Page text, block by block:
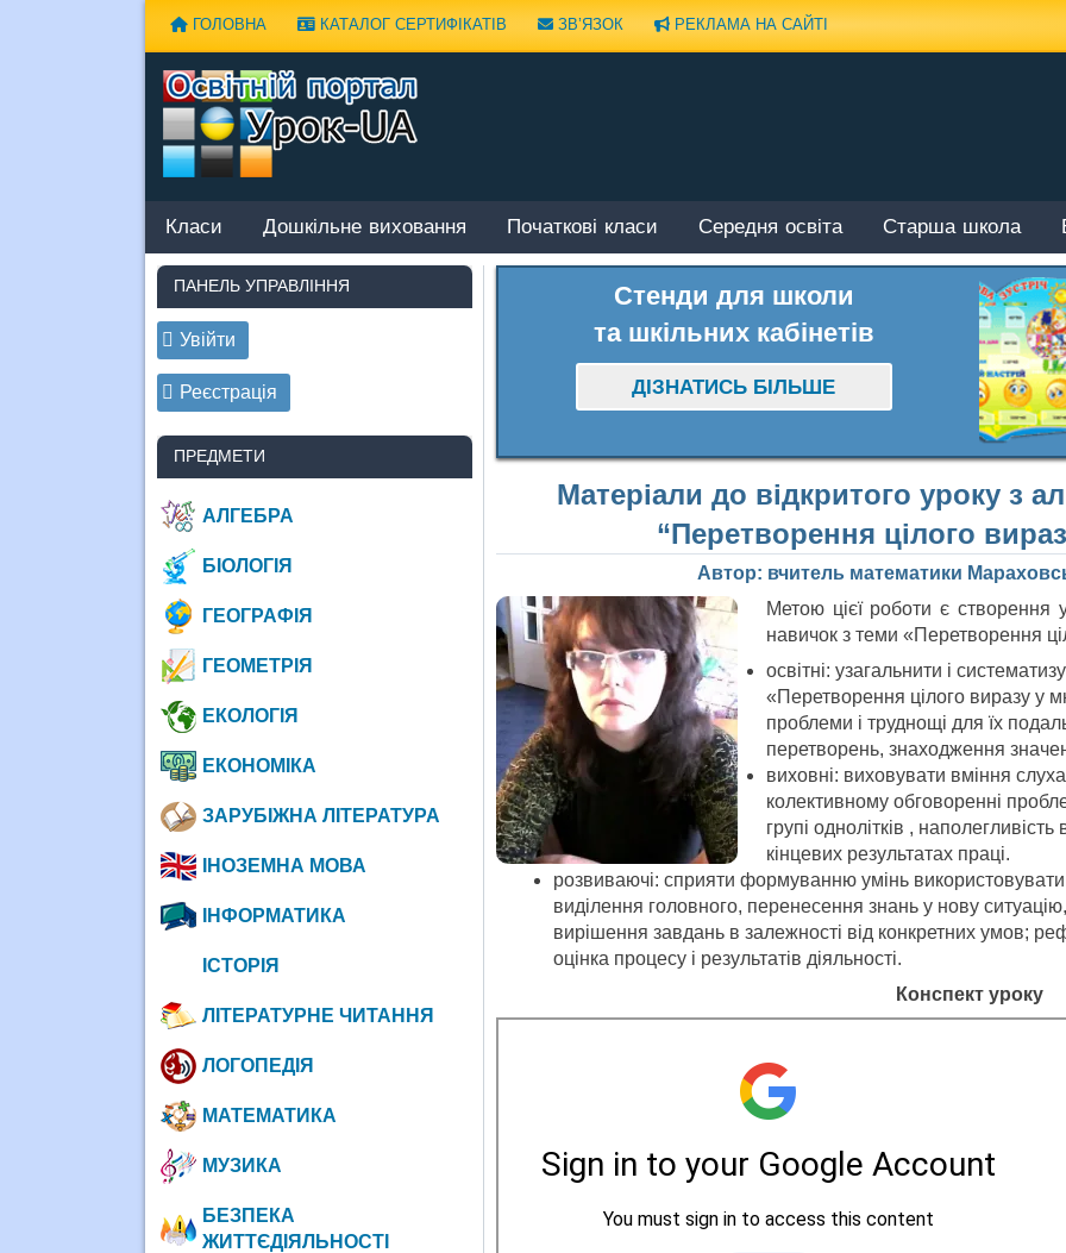
ГОЛОВНА КАТАЛОГ СЕРТИФІКАТІВ ЗВ’ЯЗОК РЕКЛАМА НА САЙТІ
Класи Дошкільне виховання Початкові класи Середня освіта Старша школа
Стенди для школи
та шкільних кабінетів
ДІЗНАТИСЬ БІЛЬШЕ
Матеріали до відкритого уроку з
“Перетворення цілого
Автор: вчитель математики
Метою цієї роботи є створення
навичок з теми «Перетворення
освітні: узагальнити і
«Перетворення цілого виразу у
проблеми і труднощі для їх
перетворень, знаходження
виховні: виховувати вміння
колективному обговоренні
групі однолітків ,
кінцевих результатах праці.
розвиваючі: сприяти формуванню умінь
виділення головного, перенесення знань у нову
вирішення завдань в залежності від конкретних умов;
оцінка процесу і результатів діяльності.
Конспект уроку
ПАНЕЛЬ УПРАВЛІННЯ
Увійти
Реєстрація
ПРЕДМЕТИ
АЛГЕБРА
БІОЛОГІЯ
ГЕОГРАФІЯ
ГЕОМЕТРІЯ
ЕКОЛОГІЯ
ЕКОНОМІКА
ЗАРУБІЖНА ЛІТЕРАТУРА
ІНОЗЕМНА МОВА
ІНФОРМАТИКА
ІСТОРІЯ
ЛІТЕРАТУРНЕ ЧИТАННЯ
ЛОГОПЕДІЯ
МАТЕМАТИКА
МУЗИКА
БЕЗПЕКА
ЖИТТЄДІЯЛЬНОСТІ